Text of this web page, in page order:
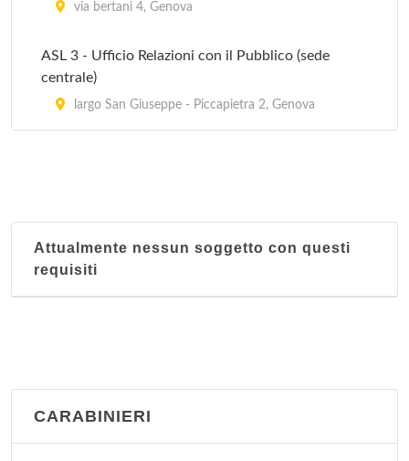
via bertani 4, Genova
ASL 3 - Ufficio Relazioni con il Pubblico (sede
centrale)
largo San Giuseppe - Piccapietra 2, Genova
Attualmente nessun soggetto con questi
requisiti
CARABINIERI